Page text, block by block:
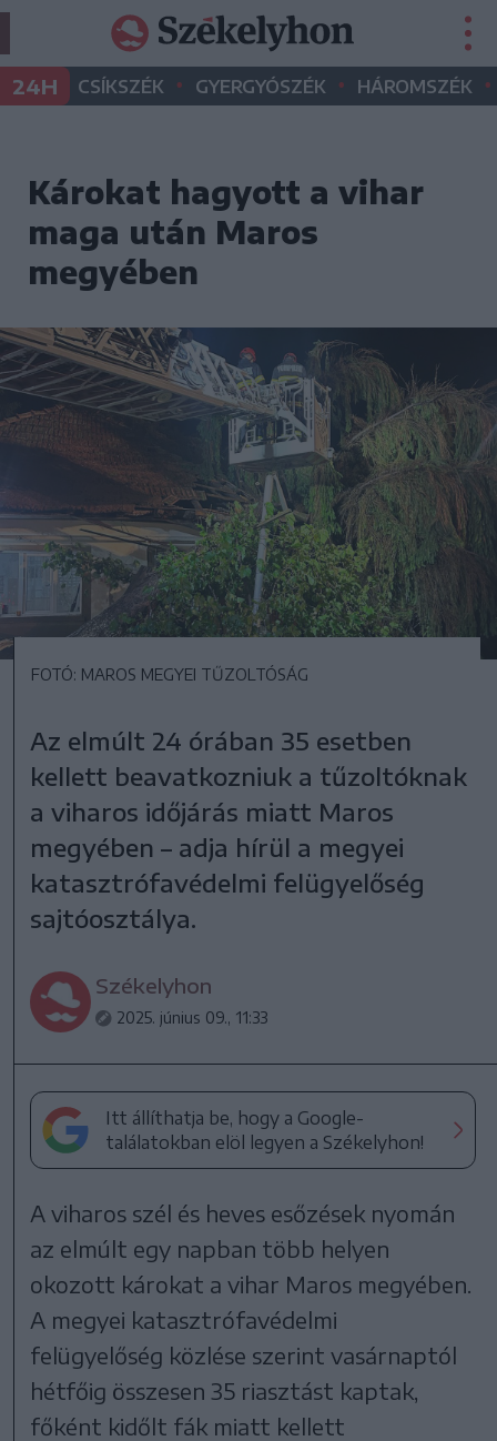
24H CSÍKSZÉK • GYERGYÓSZÉK • HÁROMSZÉK •
Károkat hagyott a vihar
maga után Maros
megyében
FOTÓ: MAROS MEGYEI TŰZOLTÓSÁG
Az elmúlt 24 órában 35 esetben
kellett beavatkozniuk a tűzoltóknak
a viharos időjárás miatt Maros
megyében – adja hírül a megyei
katasztrófavédelmi felügyelőség
sajtóosztálya.
Székelyhon
2025. június 09., 11:33
Itt állíthatja be, hogy a Google-
találatokban elöl legyen a Székelyhon!
A viharos szél és heves esőzések nyomán
az elmúlt egy napban több helyen
okozott károkat a vihar Maros megyében.
A megyei katasztrófavédelmi
felügyelőség közlése szerint vasárnaptól
hétfőig összesen 35 riasztást kaptak,
főként kidőlt fák miatt kellett